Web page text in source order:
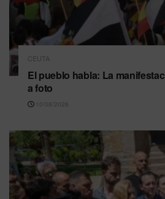
CEUTA
El pueblo habla: La
a foto
10/08/2026